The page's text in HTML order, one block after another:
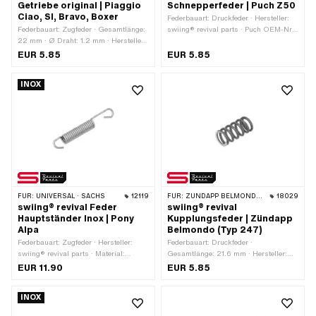
Getriebe original | Piaggio
Ciao, SI, Bravo, Boxer
Federbauart: Zugfeder · Gesamtlänge:
22 mm · Ø Draht: 1.2 mm · Hersteller:
Made in Italy · Material: Federstahl ·
EUR 5.85
Schnepperfeder | Puch Z50
Federbauart: Druckfeder · Hersteller:
swiing® revival parts · Puch OEM-Nr.:
EUR 5.85
INOX
FÜR: UNIVERSAL · SACHS 12119
swiing® revival Feder
Hauptständer Inox | Pony
Alpa
Federbauart: Zugfeder · Hersteller:
swiing® revival parts · Material:
Chromstahl (umgangssprachlich
EUR 11.90
FÜR: ZÜNDAPP BELMONDO · ZÜNDAPP 18029
swiing® revival
Kupplungsfeder | Zündapp
Belmondo (Typ 247)
Federbauart: Druckfeder ·
Gesamtlänge: 21.6 mm · Hersteller:
swiing® revival parts · Ø aussen: 10.8
EUR 5.85
INOX